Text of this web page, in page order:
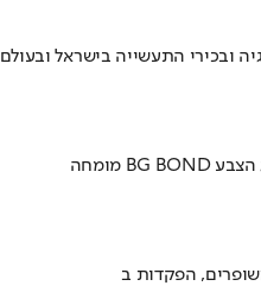
ובכירי התעשייה בישראל ובעולם